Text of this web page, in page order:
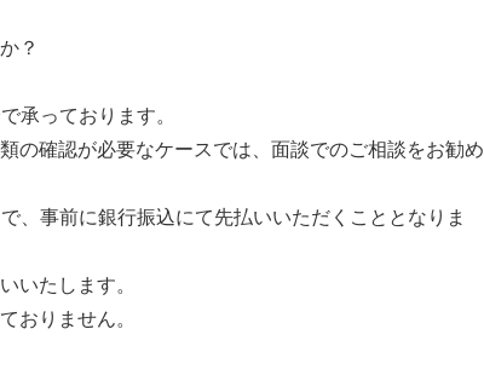
？
承っております。
の確認が必要なケースでは、面談でのご相談をお勧め
、事前に銀行振込にて先払いいただくこととなりま
いたします。
おりません。